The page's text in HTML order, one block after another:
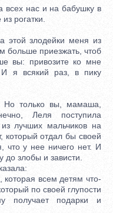
нас и на бабушку в
рогатки.
злодейки меня из
больше приезжать, чтоб
вы: привозите ко мне
я всякий раз, в пику
только вы, мамаша,
Леля поступила
лучших мальчиков на
который отдал бы своей
что у нее ничего нет. И
злобы и зависти.
всем детям что-
по своей глупости
получает подарки и